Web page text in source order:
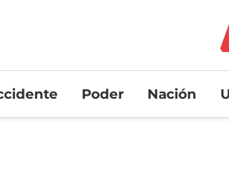
Poder Nación